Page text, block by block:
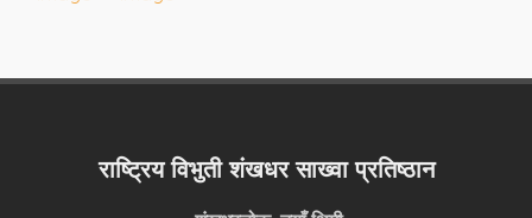
राष्ट्रिय विभुती शंखधर साख्वा प्रतिष्ठान